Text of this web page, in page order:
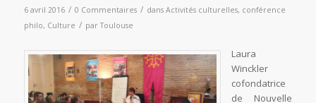
6 avril 2016 / 0 Commentaires / dans Activités culturelles, conférence
philo, Culture / parToulouse
Laura
Winckler
cofondatrice
de Nouvelle